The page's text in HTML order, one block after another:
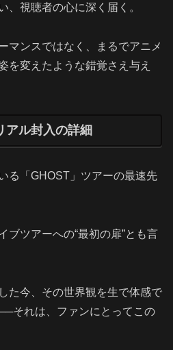
、視聴者の心に深く届く。
マンスではなく、まるでアニメ
を変えたような錯覚さえ与え
アル封入の詳細
る「GHOST」ツアーの最速先
ブツアーへの“最初の扉”とも言
た今、その世界観を生で体感で
それは、ファンにとってこの